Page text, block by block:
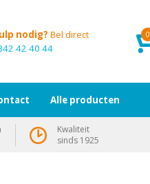
0
nodig? Bel direct
42 40 44
Alle producten
Kwaliteit
sinds 1925